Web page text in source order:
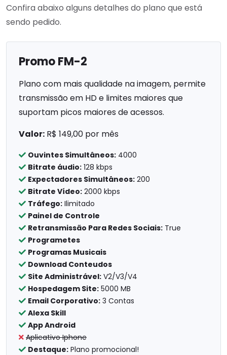
Confira abaixo alguns detalhes do plano que está
sendo pedido.
Promo FM-2
Plano com mais qualidade na imagem, permite
transmissão em HD e limites maiores que
suportam picos maiores de acessos.
Valor: R$ 149,00 por mês
Ouvintes Simultâneos: 4000
Bitrate áudio: 128 kbps
Expectadores Simultâneos: 200
Bitrate Vídeo: 2000 kbps
Tráfego: Ilimitado
Painel de Controle
Retransmissão Para Redes Sociais: True
Programetes
Programas Musicais
Download Conteudos
Site Administrável: V2/V3/V4
Hospedagem Site: 5000 MB
Email Corporativo: 3 Contas
Alexa Skill
App Android
Aplicativo Iphone
Destaque: Plano promocional!